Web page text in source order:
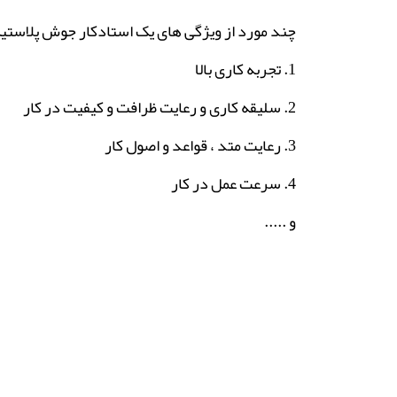
چند مورد از ویژگی های یک استادکار جوش
1. تجربه کاری بالا
2. سلیقه کاری و رعایت ظرافت و کیفیت در کار
3. رعایت متد ، قواعد و اصول کار
4. سرعت عمل در کار
و .....